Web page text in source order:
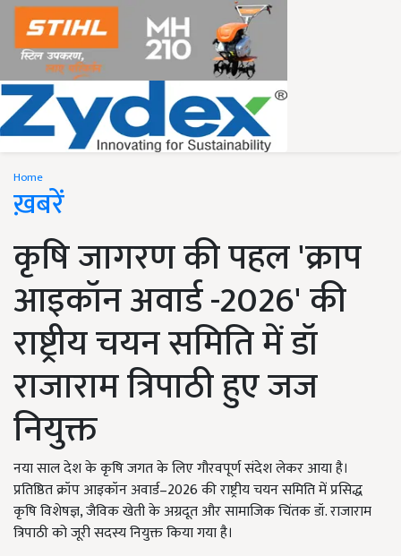
Home
ख़बरें
कृषि जागरण की पहल 'क्राप
आइकॉन अवार्ड -2026' की
राष्ट्रीय चयन समिति में डॉ
राजाराम त्रिपाठी हुए जज
नियुक्त
नया साल देश के कृषि जगत के लिए गौरवपूर्ण संदेश लेकर आया है।
प्रतिष्ठित क्रॉप आइकॉन अवार्ड–2026 की राष्ट्रीय चयन समिति में प्रसिद्ध
कृषि विशेषज्ञ, जैविक खेती के अग्रदूत और सामाजिक चिंतक डॉ. राजाराम
त्रिपाठी को जूरी सदस्य नियुक्त किया गया है।